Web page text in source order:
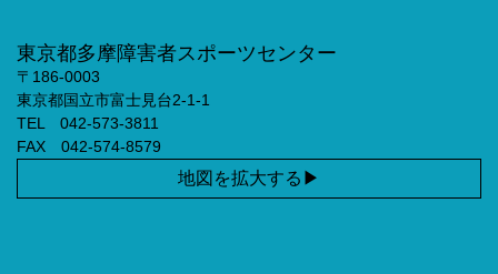
東京都多摩障害者スポーツセンター
〒186-0003
東京都国立市富士見台2-1-1
TEL 042-573-3811
FAX 042-574-8579
地図を拡大する